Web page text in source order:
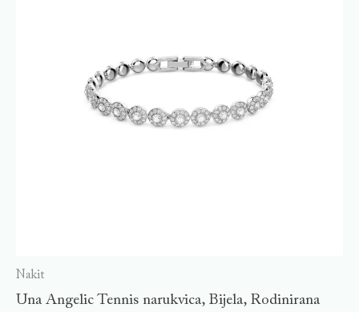
Nakit
Una Angelic Tennis narukvica, Bijela, Rodinirana